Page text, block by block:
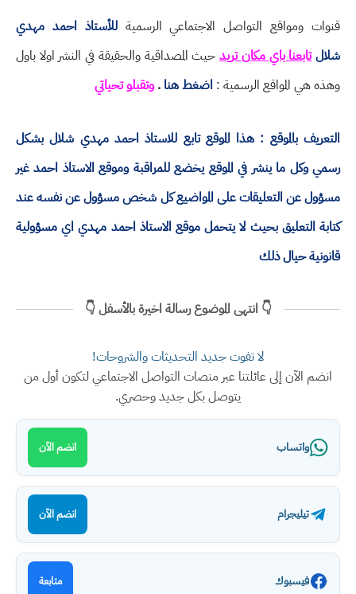
قنوات ومواقع التواصل الاجتماعي الرسميةللأستاذ احمد مهدي
شلالتابعنا باي مكان تريدحيث المصداقية والحقيقة في النشر اولا باول
وهذه هي المواقع الرسمية : اضغط هنا .وتقبلو تحياتي
التعريف بالموقع : هذا الموقع تابع للاستاذ احمد مهدي شلال بشكل
رسمي وكل ما ينشر في الموقع يخضع للمراقبة وموقع الاستاذ احمد غير
مسؤول عن التعليقات على المواضيع كل شخص مسؤول عن نفسه عند
كتابة التعليق بحيث لا يتحمل موقع الاستاذ احمد مهدي اي مسؤولية
قانونية حيال ذلك
👇 انتهى الموضوع رسالة اخيرة بالأسفل 👇
لا تفوت جديد التحديثات والشروحات!
انضم الآن إلى عائلتنا عبر منصات التواصل الاجتماعي لتكون أول من
يتوصل بكل جديد وحصري.
واتساب انضم الآن
تيليجرام انضم الآن
فيسبوك متابعة